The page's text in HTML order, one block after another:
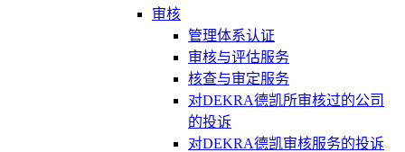
审核
管理体系认证
审核与评估服务
核查与审定服务
对DEKRA德凯所审核过的公司
的投诉
对DEKRA德凯审核服务的投诉